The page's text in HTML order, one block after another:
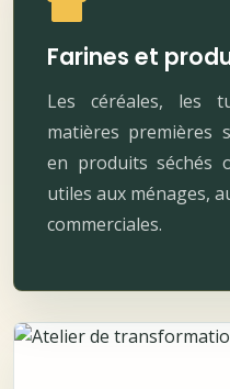
Farines et
Les céréales, les
matières premières
en produits séchés
utiles aux ménages,
commerciales.